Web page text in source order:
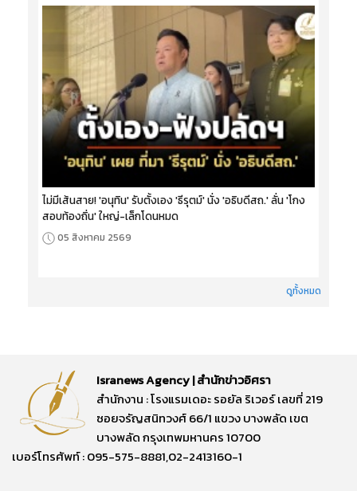
ไม่มีเส้นสาย! 'อนุทิน' รับตั้งเอง 'ธีรุตม์' นั่ง 'อธิบดีสถ.' ลั่น 'โกง
สอบท้องถิ่น' ใหญ่-เล็กโดนหมด
05 สิงหาคม 2569
ดูทั้งหมด
Isranews Agency | สำนักข่าวอิศรา
สำนักงาน : โรงแรมเดอะ รอยัล ริเวอร์ เลขที่ 219
ซอยจรัญสนิทวงศ์ 66/1 แขวง บางพลัด เขต
บางพลัด กรุงเทพมหานคร 10700
เบอร์โทรศัพท์ : 095-575-8881,02-2413160-1